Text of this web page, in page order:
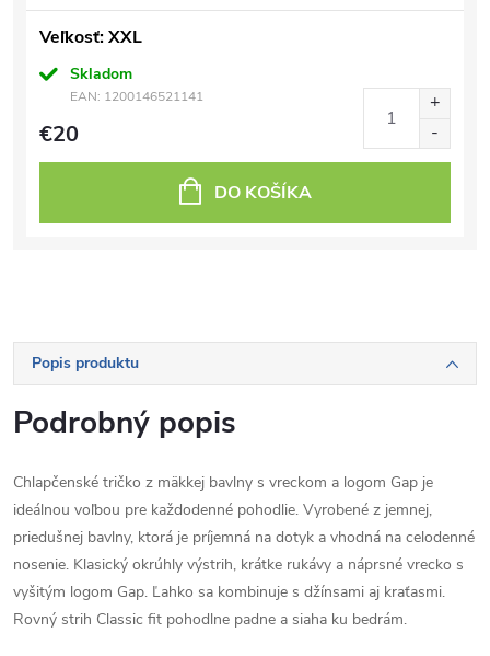
Veľkosť: XXL
Skladom
EAN: 1200146521141
€20
DO KOŠÍKA
Popis produktu
Podrobný popis
Chlapčenské tričko z mäkkej bavlny s vreckom a logom Gap je
ideálnou voľbou pre každodenné pohodlie. Vyrobené z jemnej,
priedušnej bavlny, ktorá je príjemná na dotyk a vhodná na celodenné
nosenie. Klasický okrúhly výstrih, krátke rukávy a náprsné vrecko s
vyšitým logom Gap. Ľahko sa kombinuje s džínsami aj kraťasmi.
Rovný strih Classic fit pohodlne padne a siaha ku bedrám.